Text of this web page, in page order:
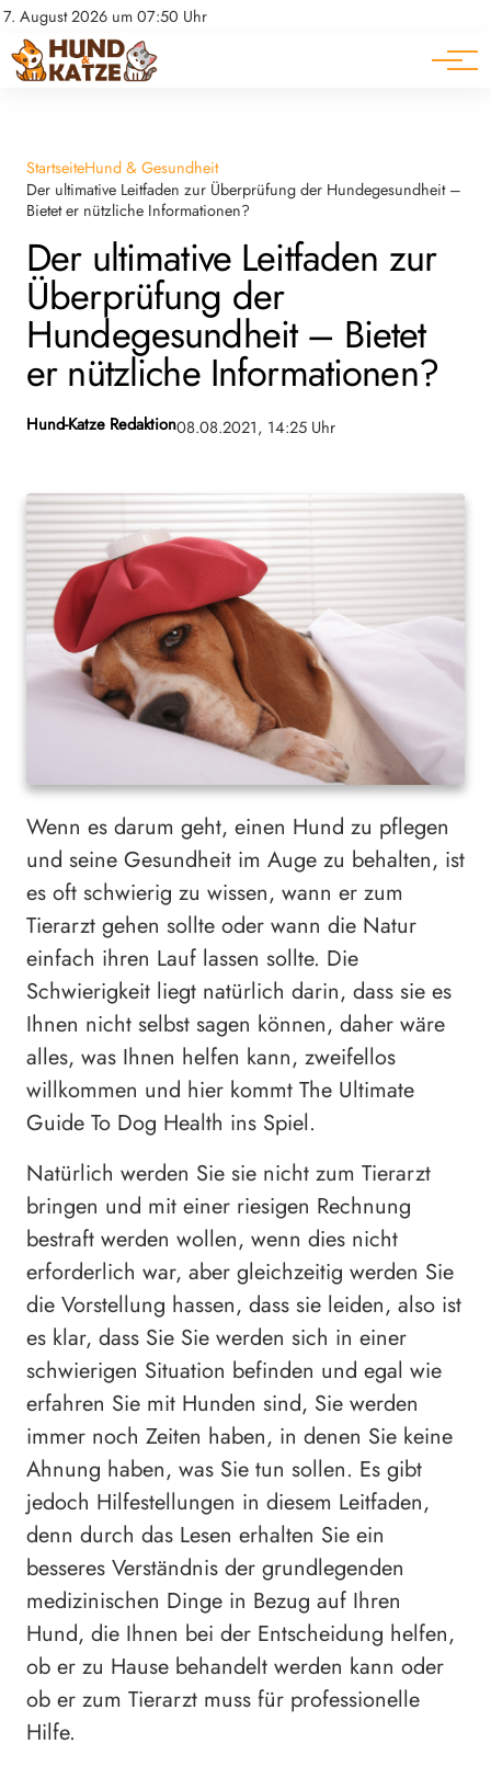
7. August 2026 um 07:50 Uhr
Datenschutz
Impressum
Pferde
Ratgeber
StartseiteHund & Gesundheit
Der ultimative Leitfaden zur Überprüfung der Hundegesundheit –
Bietet er nützliche Informationen?
Der ultimative Leitfaden zur
Überprüfung der
Hundegesundheit – Bietet
er nützliche Informationen?
Hund-Katze Redaktion08.08.2021, 14:25 Uhr
Wenn es darum geht, einen Hund zu pflegen
und seine Gesundheit im Auge zu behalten, ist
es oft schwierig zu wissen, wann er zum
Tierarzt gehen sollte oder wann die Natur
einfach ihren Lauf lassen sollte. Die
Schwierigkeit liegt natürlich darin, dass sie es
Ihnen nicht selbst sagen können, daher wäre
alles, was Ihnen helfen kann, zweifellos
willkommen und hier kommt The Ultimate
Guide To Dog Health ins Spiel.
Natürlich werden Sie sie nicht zum Tierarzt
bringen und mit einer riesigen Rechnung
bestraft werden wollen, wenn dies nicht
erforderlich war, aber gleichzeitig werden Sie
die Vorstellung hassen, dass sie leiden, also ist
es klar, dass Sie Sie werden sich in einer
schwierigen Situation befinden und egal wie
erfahren Sie mit Hunden sind, Sie werden
immer noch Zeiten haben, in denen Sie keine
Ahnung haben, was Sie tun sollen. Es gibt
jedoch Hilfestellungen in diesem Leitfaden,
denn durch das Lesen erhalten Sie ein
besseres Verständnis der grundlegenden
medizinischen Dinge in Bezug auf Ihren
Hund, die Ihnen bei der Entscheidung helfen,
ob er zu Hause behandelt werden kann oder
ob er zum Tierarzt muss für professionelle
Hilfe.